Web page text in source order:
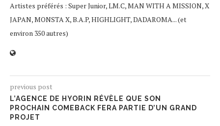
Artistes préférés : Super Junior, LM.C, MAN WITH A MISSION, X
JAPAN, MONSTA X, B.A.P, HIGHLIGHT, DADAROMA... (et
environ 350 autres)
previous post
L’AGENCE DE HYORIN RÉVÈLE QUE SON
PROCHAIN COMEBACK FERA PARTIE D’UN GRAND
PROJET